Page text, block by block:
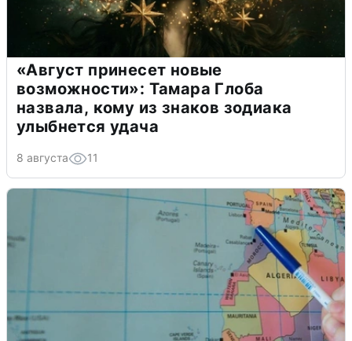
«Август принесет новые
возможности»: Тамара Глоба
назвала, кому из знаков зодиака
улыбнется удача
8 августа 11